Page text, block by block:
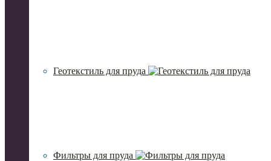
Геотекстиль для пруда
Фильтры для пруда